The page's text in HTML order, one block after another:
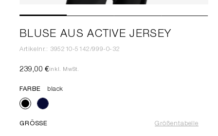
BLUSE AUS ACTIVE JERSEY
Artikelnr.: 395210-5142/999-0-32
239,00 €inkl. MwSt.
FARBE black
GRÖSSE Größentabelle